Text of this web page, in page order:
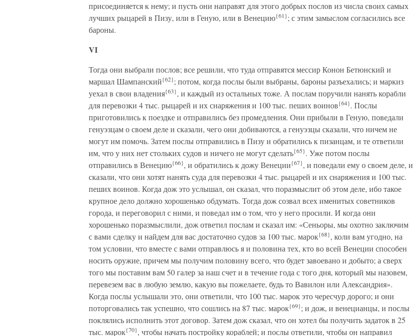
присоединяется к нему; и пусть они направят для этого добрых послов из числа своих самых
лучших рыцарей в Пизу, или в Геную, или в Венецию{61}; с этим замыслом согласились все
бароны.
VI
Тогда они выбрали послов; все решили, что туда отправятся мессир Конон Бетюнский и
маршал Шампанский{62}; потом, когда послы были выбраны, бароны разъехались; и маркиз
уехал в свои владения{63}, и каждый из остальных тоже. А послам поручили нанять корабли
для перевозки 4 тыс. рыцарей и их снаряжения и 100 тыс. пеших воинов{64}. Послы
приготовились к поездке и отправились без промедления. Они прибыли в Геную, поведали
генуэзцам о своем деле и сказали, чего они добиваются, а генуэзцы сказали, что ничем не
могут им помочь. Затем послы отправились в Пизу и обратились к пизанцам, и те ответили
им, что у них нет стольких судов и ничего не могут сделать{65}. Уже потом послы
отправились в Венецию{66}, и обратились к дожу Венеции{67}, и поведали ему о своем деле, и
сказали, что они хотят нанять суда для перевозки 4 тыс. рыцарей и их снаряжения и 100 тыс.
пеших воинов. Когда дож это услышал, он сказал, что поразмыслит об этом деле, ибо такое
крупное дело должно хорошенько обдумать. Тогда дож созвал всех именитых советников
города, и переговорил с ними, и поведал им о том, что у него просили. И когда они
хорошенько поразмыслили, дож ответил послам и сказал им: «Сеньоры, мы охотно заключим
с вами сделку и найдем для вас достаточно судов за 100 тыс. марок{68}, коли вам угодно, на
том условии, что вместе с вами отправлюсь я и половина тех, кто во всей Венеции способен
носить оружие, причем мы получим половину всего, что будет завоевано и добыто; а сверх
того мы поставим вам 50 галер за наш счет и в течение года с того дня, который мы назовем,
перевезем вас в любую землю, какую вы пожелаете, будь то Вавилон или Александрия».
Когда послы услышали это, они ответили, что 100 тыс. марок это чересчур дорого; и они
поторговались так успешно, что сошлись на 87 тыс. марок{69}; и дож, и венецианцы, и послы
поклялись исполнить этот договор. Затем дож сказал, что он хотел бы получить задаток в 25
тыс. марок{70}, чтобы начать постройку кораблей; и послы ответили, чтобы он направил